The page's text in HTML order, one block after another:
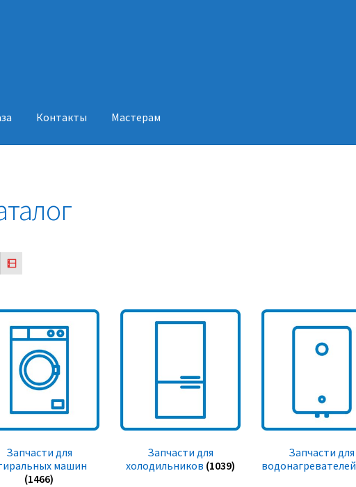
Контакты Мастерам
Запчасти для
машин
(1466)
Запчасти для
холодильников (1039)
Запчасти для
водонагревателей